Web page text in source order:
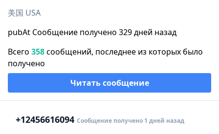
美国 USA
pubAt Сообщение получено 329 дней назад
Всего 358сообщений, последнее из которых было
получено
Читать сообщение
+12456616094 Сообщение получено 1 дней назад